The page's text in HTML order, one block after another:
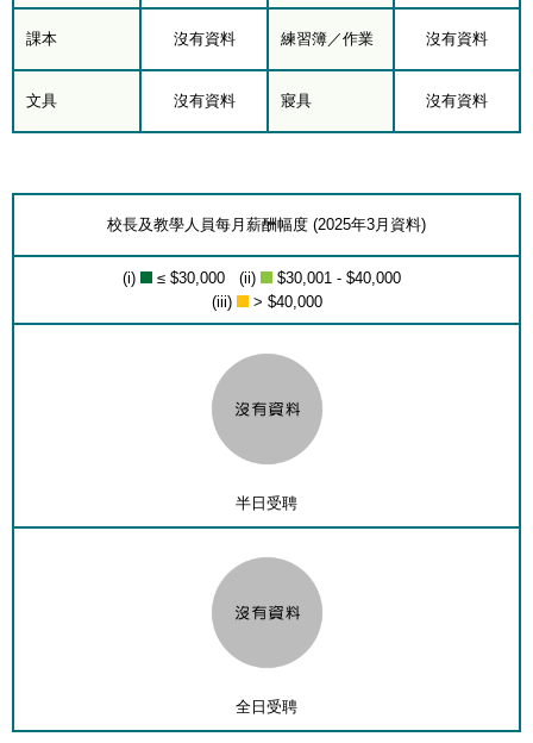
課本 沒有資料 練習簿／作業 沒有資料
文具 沒有資料 寢具 沒有資料
校長及教學人員每月薪酬幅度 (2025年3月資料)
(i) ≤ $30,000 (ii)
$30,001 - $40,000
(iii)
> $40,000
半日受聘
全日受聘